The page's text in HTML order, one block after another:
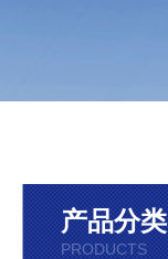
产品分类
PRODUCTS